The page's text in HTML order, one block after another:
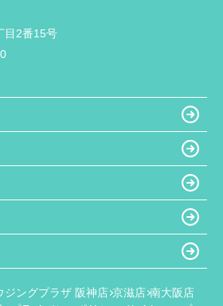
目2番15号
ジングプラザ 阪神店 京滋店 南大阪店